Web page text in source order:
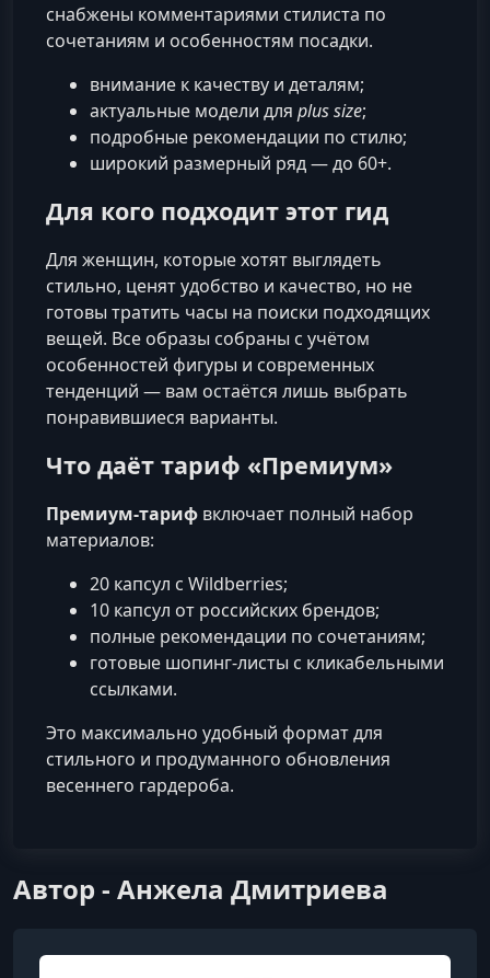
снабжены комментариями стилиста по
сочетаниям и особенностям посадки.
внимание к качеству и деталям;
актуальные модели для plus size;
подробные рекомендации по стилю;
широкий размерный ряд — до 60+.
Для кого подходит этот гид
Для женщин, которые хотят выглядеть
стильно, ценят удобство и качество, но не
готовы тратить часы на поиски подходящих
вещей. Все образы собраны с учётом
особенностей фигуры и современных
тенденций — вам остаётся лишь выбрать
понравившиеся варианты.
Что даёт тариф «Премиум»
Премиум‑тариф включает полный набор
материалов:
20 капсул с Wildberries;
10 капсул от российских брендов;
полные рекомендации по сочетаниям;
готовые шопинг‑листы с кликабельными
ссылками.
Это максимально удобный формат для
стильного и продуманного обновления
весеннего гардероба.
Автор - Анжела Дмитриева